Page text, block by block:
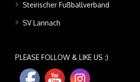
Steirischer Fußballverband
SV Lannach
PLEASE FOLLOW & LIKE US :)